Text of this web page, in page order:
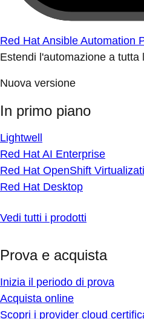
Red Hat Ansible Automation
Estendi l'automazione a tutta
Nuova versione
In primo piano
Lightwell
Red Hat AI Enterprise
Red Hat OpenShift
Red Hat Desktop
Vedi tutti i prodotti
Prova e acquista
Inizia il periodo di prova
Acquista online
Scopri i provider cloud